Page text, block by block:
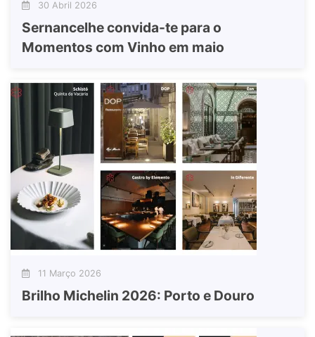
30 Abril 2026
Sernancelhe convida-te para o
Momentos com Vinho em maio
11 Março 2026
Brilho Michelin 2026: Porto e Douro